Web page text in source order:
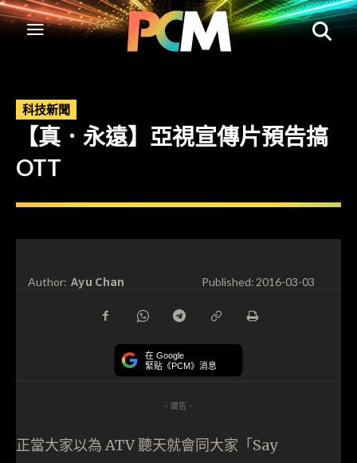
科技新聞
【真．永遠】亞視宣傳片預告搞
OTT
Author: Ayu Chan Published:2016-03-03
在 Google
緊貼《PCM》消息
- 廣告 -
正當大家以為 ATV 聽天就會同大家「Say